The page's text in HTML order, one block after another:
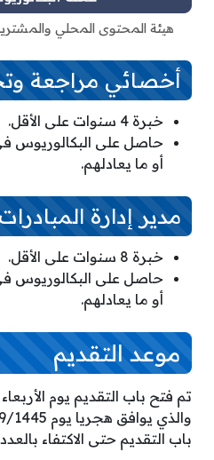
هيئة المحتوى المحلي
أخصائي مراجعة
خبرة 4 سنوات على الأقل.
حاصل على البكالوريوس في
أو ما يعادلهم.
مدير إدارة المبادرات
خبرة 8 سنوات على الأقل.
حاصل على البكالوريوس في
أو ما يعادلهم.
موعد التقديم
باب التقديم حتى الاكتفاء